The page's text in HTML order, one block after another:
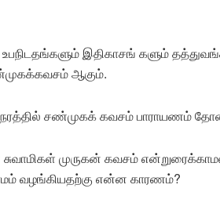
இதிகாசங் களும்
ஆகும்.
சண்முகக் கவசம் பாராயணம்
சுவாமிகள் முருகன் கவசம்
வழங்கியதற்கு என்ன காரணம்?